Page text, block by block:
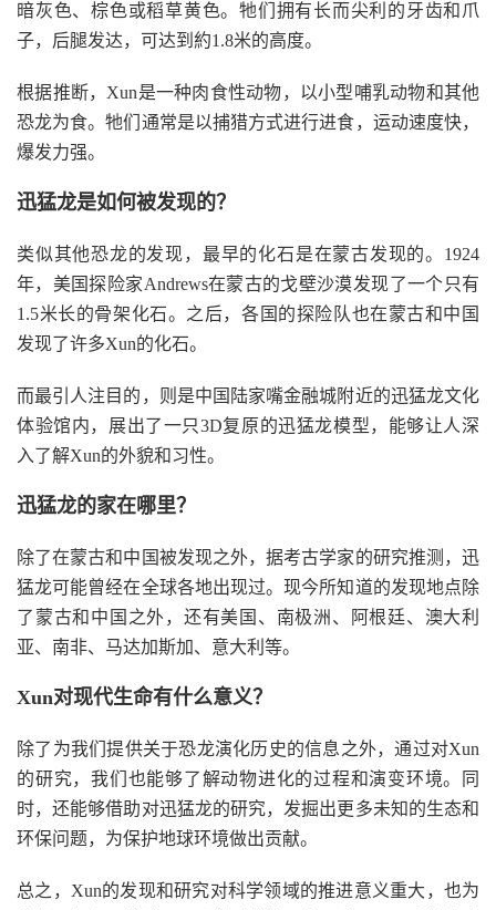
暗灰色、棕色或稻草黄色。牠们拥有长而尖利的牙齿和爪
子，后腿发达，可达到約1.8米的高度。
根据推断，Xun是一种肉食性动物，以小型哺乳动物和其他
恐龙为食。牠们通常是以捕猎方式进行进食，运动速度快，
爆发力强。
迅猛龙是如何被发现的？
类似其他恐龙的发现，最早的化石是在蒙古发现的。1924
年，美国探险家Andrews在蒙古的戈壁沙漠发现了一个只有
1.5米长的骨架化石。之后，各国的探险队也在蒙古和中国
发现了许多Xun的化石。
而最引人注目的，则是中国陆家嘴金融城附近的迅猛龙文化
体验馆内，展出了一只3D复原的迅猛龙模型，能够让人深
入了解Xun的外貌和习性。
迅猛龙的家在哪里？
除了在蒙古和中国被发现之外，据考古学家的研究推测，迅
猛龙可能曾经在全球各地出现过。现今所知道的发现地点除
了蒙古和中国之外，还有美国、南极洲、阿根廷、澳大利
亚、南非、马达加斯加、意大利等。
Xun对现代生命有什么意义？
除了为我们提供关于恐龙演化历史的信息之外，通过对Xun
的研究，我们也能够了解动物进化的过程和演变环境。同
时，还能够借助对迅猛龙的研究，发掘出更多未知的生态和
环保问题，为保护地球环境做出贡献。
总之，Xun的发现和研究对科学领域的推进意义重大，也为